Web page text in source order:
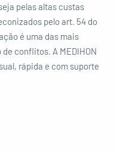
pelas altas custas
pelo art. 54 do
é uma das mais
conflitos. A MEDIHON
rápida e com suporte